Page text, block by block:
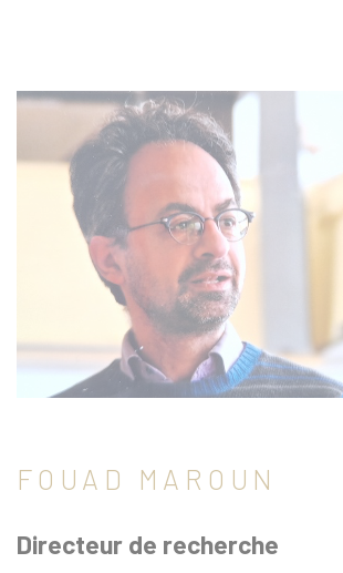
FOUAD MAROUN
Directeur de recherche